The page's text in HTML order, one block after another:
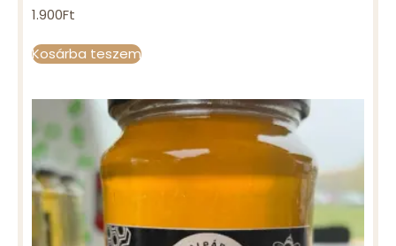
1.900Ft
Kosárba teszem